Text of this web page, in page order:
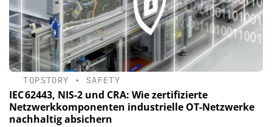
TOPSTORY • SAFETY
IEC 62443, NIS-2 und CRA: Wie zertifizierte
Netzwerkkomponenten industrielle OT-Netzwerke
nachhaltig absichern